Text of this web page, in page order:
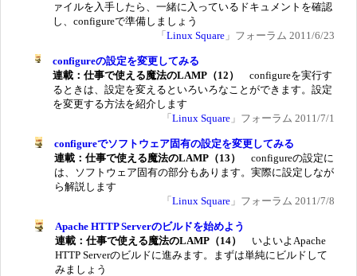
ァイルを入手したら、一緒に入っているドキュメントを確認
し、configureで準備しましょう
「 Linux Square 」フォーラム 2011/6/23
configureの設定を変更してみる
連載：仕事で使える魔法のLAMP（12）
configureを実行す
るときは、設定を変えるといろいろなことができます。設定
を変更する方法を紹介します
「 Linux Square 」フォーラム 2011/7/1
configureでソフトウェア固有の設定を変更してみる
連載：仕事で使える魔法のLAMP（13）
configureの設定に
は、ソフトウェア固有の部分もあります。実際に設定しなが
ら解説します
「 Linux Square 」フォーラム 2011/7/8
Apache HTTP Serverのビルドを始めよう
連載：仕事で使える魔法のLAMP（14）
いよいよApache
HTTP Serverのビルドに進みます。まずは単純にビルドして
みましょう